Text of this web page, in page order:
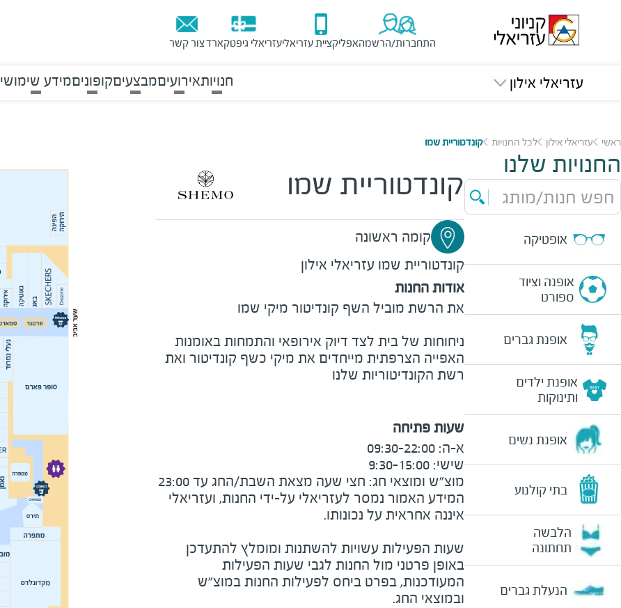
התחברות/הרשמהאפליקציית עזריאליעזריאלי גיפטקארדצור קשר
עזריאלי אילון חנויותאירועיםמבצעיםקופוניםמידע שימושי
ראשי עזריאלי אילון לכל החנויות קונדטוריית שמו
החנויות שלנו
חפש חנות/מותג
אופטיקה
אופנה וציוד
ספורט
אופנת גברים
אופנת ילדים
ותינוקות
אופנת נשים
בתי קולנוע
הלבשה
תחתונה
הנעלת גברים
קונדטוריית שמו
קומה ראשונה
קונדטוריית שמו עזריאלי אילון
אודות החנות
את הרשת מוביל השף קונדיטור מיקי שמו
ניחוחות של בית לצד דיוק אירופאי והתמחות באומנות
האפייה הצרפתית מייחדים את מיקי כשף קונדיטור ואת
רשת הקונדיטוריות שלנו
שעות פתיחה
מוצ״ש ומוצאי חג: חצי שעה מצאת השבת/החג עד 23:00
המידע האמור נמסר לעזריאלי על-ידי החנות, ועזריאלי
שעות הפעילות עשויות להשתנות ומומלץ להתעדכן
באופן פרטני מול החנות לגבי שעות הפעילות
המעודכנות, בפרט ביחס לפעילות החנות במוצ"ש
ובמוצאי החג.